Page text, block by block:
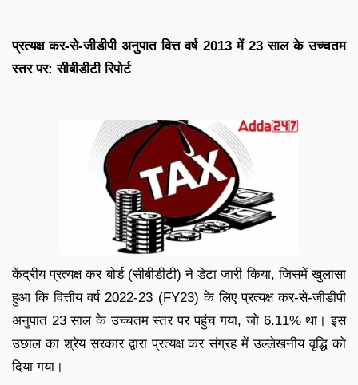
प्रत्यक्ष कर-से-जीडीपी अनुपात वित्त वर्ष 2013 में 23 साल के उच्चतम
स्तर पर: सीबीडीटी रिपोर्ट
केंद्रीय प्रत्यक्ष कर बोर्ड (सीबीडीटी) ने डेटा जारी किया, जिसमें खुलासा
हुआ कि वित्तीय वर्ष 2022-23 (FY23) के लिए प्रत्यक्ष कर-से-जीडीपी
अनुपात 23 साल के उच्चतम स्तर पर पहुंच गया, जो 6.11% था। इस
उछाल का श्रेय सरकार द्वारा प्रत्यक्ष कर संग्रह में उल्लेखनीय वृद्धि को
दिया गया।